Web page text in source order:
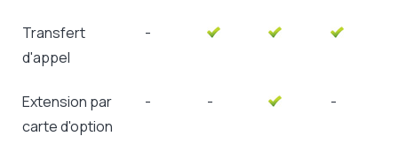
Transfert
d'appel
-
Extension par
carte d'option
- - -